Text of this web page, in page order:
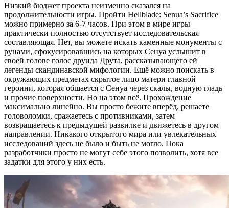
Низкий бюджет проекта неизменно сказался на
продолжительности игры. Пройти Hellblade: Senua’s Sacrifice
можно примерно за 6-7 часов. При этом в мире игры
практически полностью отсутствует исследовательская
составляющая. Нет, вы можете искать каменные монументы с
рунами, сфокусировавшись на которых Сенуа услышит в
своей голове голос друида Друта, рассказывающего ей
легенды скандинавской мифологии. Ещё можно поискать в
окружающих предметах скрытое лицо матери главной
героини, которая общается с Сенуа через скалы, водную гладь
и прочие поверхности. Но на этом всё. Прохождение
максимально линейно. Вы просто бежите вперёд, решаете
головоломки, сражаетесь с противниками, затем
возвращаетесь к предыдущей развилке и движетесь в другом
направлении. Никакого открытого мира или увлекательных
исследований здесь не было и быть не могло. Пока
разработчики просто не могут себе этого позволить, хотя все
задатки для этого у них есть.